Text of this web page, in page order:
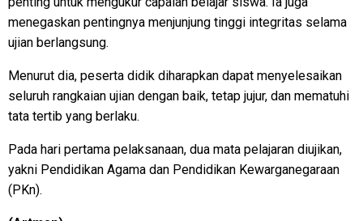
menegaskan pentingnya menjunjung tinggi integritas selama
ujian berlangsung.
Menurut dia, peserta didik diharapkan dapat menyelesaikan
seluruh rangkaian ujian dengan baik, tetap jujur, dan mematuhi
tata tertib yang berlaku.
Pada hari pertama pelaksanaan, dua mata pelajaran diujikan,
yakni Pendidikan Agama dan Pendidikan Kewarganegaraan
(PKn).